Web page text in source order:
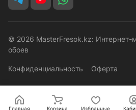
© 2026 MasterFresok.kz: Интернет-
обоев
Конфиденциальность Оферта
Главная Корзина Избранные